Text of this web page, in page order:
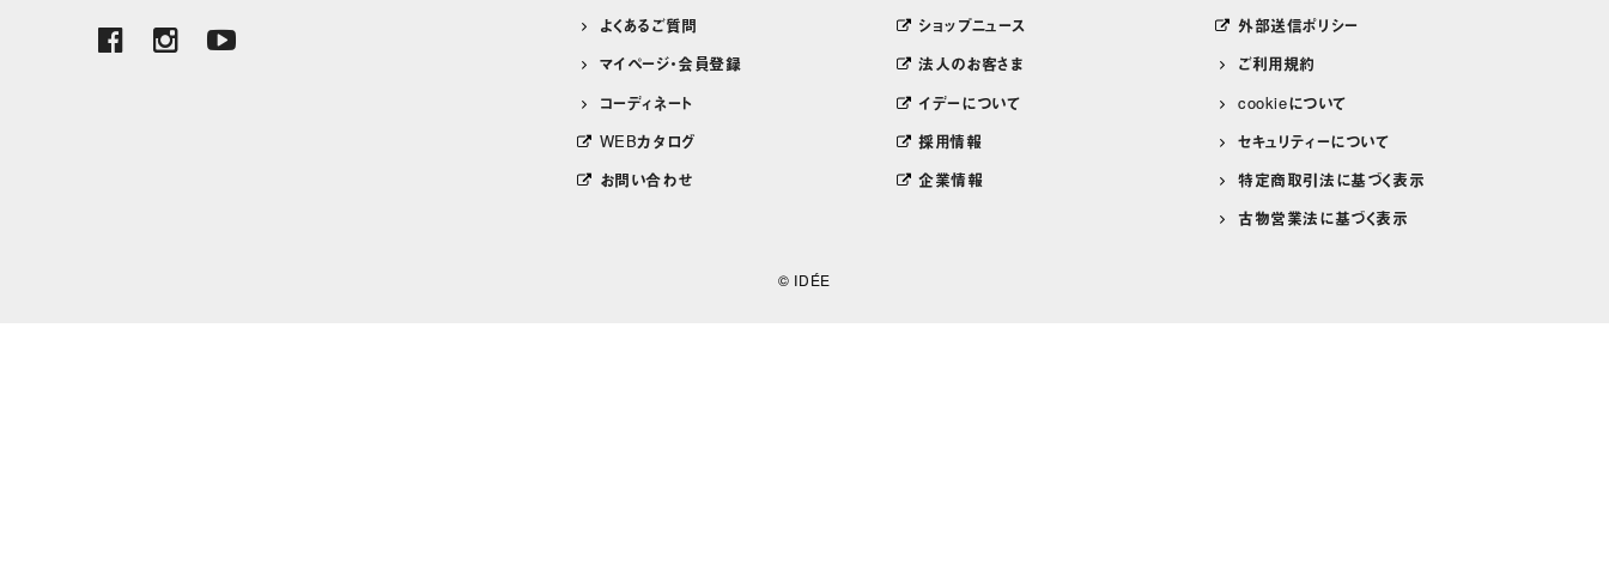
よくあるご質問
マイページ・会員登録
コーディネート
WEBカタログ
お問い合わせ
ショップニュース
法人のお客さま
イデーについて
採用情報
企業情報
外部送信ポリシー
ご利用規約
cookieについて
セキュリティーについて
特定商取引法に基づく表示
古物営業法に基づく表示
© IDÉE